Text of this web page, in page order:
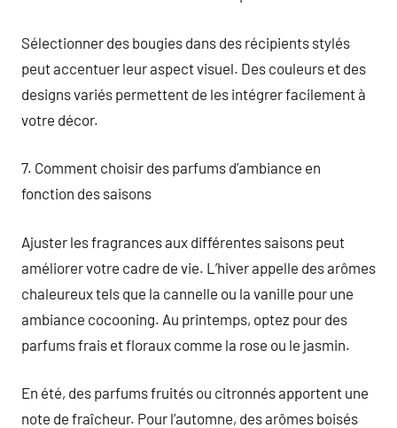
Sélectionner des bougies dans des récipients stylés
peut accentuer leur aspect visuel. Des couleurs et des
designs variés permettent de les intégrer facilement à
votre décor.
7. Comment choisir des parfums d’ambiance en
fonction des saisons
Ajuster les fragrances aux différentes saisons peut
améliorer votre cadre de vie. L’hiver appelle des arômes
chaleureux tels que la cannelle ou la vanille pour une
ambiance cocooning. Au printemps, optez pour des
parfums frais et floraux comme la rose ou le jasmin.
En été, des parfums fruités ou citronnés apportent une
note de fraîcheur. Pour l’automne, des arômes boisés